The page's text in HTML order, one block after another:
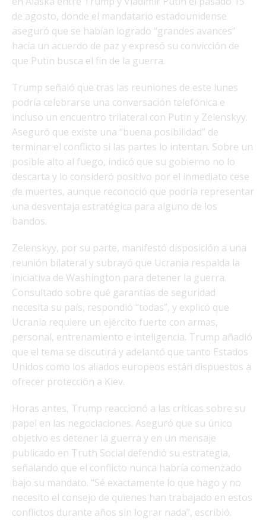
de agosto, donde el mandatario estadounidense
aseguró que se habían logrado “grandes avances”
hacia un acuerdo de paz y expresó su convicción de
que Putin busca el fin de la guerra.
Trump señaló que tras las reuniones de este lunes
podría celebrarse una conversación telefónica e
incluso un encuentro trilateral con Putin y Zelenskyy.
Aseguró que existe una “buena posibilidad” de
terminar el conflicto si las partes lo intentan. Sobre un
posible alto al fuego, indicó que su gobierno no lo
descarta y lo consideró positivo por el inmediato cese
de muertes, aunque reconoció que podría representar
una desventaja estratégica para alguno de los
bandos.
Zelenskyy, por su parte, manifestó disposición a una
reunión bilateral y subrayó que Ucrania respalda la
iniciativa de Washington para detener la guerra.
Consultado sobre qué garantías de seguridad
necesita su país, respondió “todas”, y explicó que
Ucrania requiere un ejército fuerte con armas,
personal, entrenamiento e inteligencia. Trump añadió
que el tema se discutirá y adelantó que tanto Estados
Unidos como los aliados europeos están dispuestos a
ofrecer protección a Kiev.
Horas antes, Trump reaccionó a las críticas sobre su
papel en las negociaciones. Aseguró que su único
objetivo es detener la guerra y en un mensaje
publicado en Truth Social defendió su estrategia,
señalando que el conflicto nunca habría comenzado
bajo su mandato. “Sé exactamente lo que hago y no
necesito el consejo de quienes han trabajado en estos
conflictos durante años sin lograr nada”, escribió.